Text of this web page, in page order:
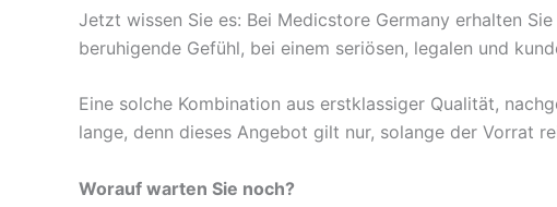
Jetzt wissen Sie es: Bei Medicstore Germany erhalten
beruhigende Gefühl, bei einem seriösen, legalen und
Eine solche Kombination aus erstklassiger Qualität,
lange, denn dieses Angebot gilt nur, solange der Vorrat
Worauf warten Sie noch?